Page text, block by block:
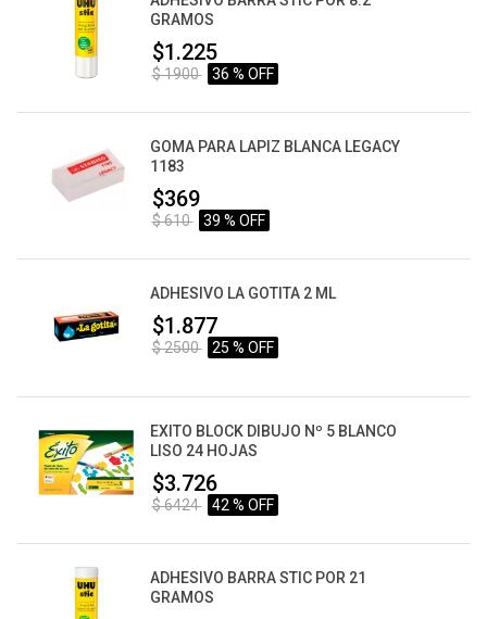
GRAMOS
$1.225
$ 1900 36 % OFF
GOMA PARA LAPIZ BLANCA LEGACY
1183
$369
$ 610 39 % OFF
ADHESIVO LA GOTITA 2 ML
$1.877
$ 2500 25 % OFF
EXITO BLOCK DIBUJO Nº 5 BLANCO
LISO 24 HOJAS
$3.726
$ 6424 42 % OFF
ADHESIVO BARRA STIC POR 21
GRAMOS